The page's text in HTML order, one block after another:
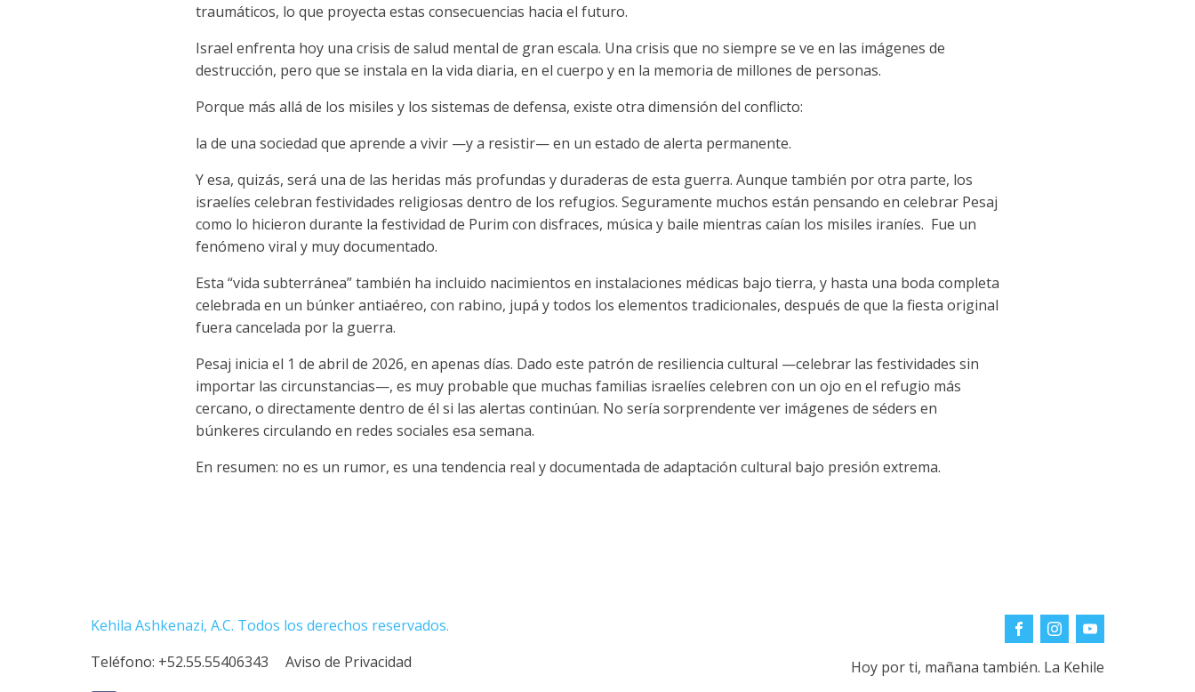
traumáticos, lo que proyecta estas consecuencias hacia el futuro.
Israel enfrenta hoy una crisis de salud mental de gran escala. Una crisis que no siempre se ve en las imágenes de
destrucción, pero que se instala en la vida diaria, en el cuerpo y en la memoria de millones de personas.
Porque más allá de los misiles y los sistemas de defensa, existe otra dimensión del conflicto:
la de una sociedad que aprende a vivir —y a resistir— en un estado de alerta permanente.
Y esa, quizás, será una de las heridas más profundas y duraderas de esta guerra. Aunque también por otra parte, los
israelíes celebran festividades religiosas dentro de los refugios. Seguramente muchos están pensando en celebrar Pesaj
como lo hicieron durante la festividad de Purim con disfraces, música y baile mientras caían los misiles iraníes. Fue un
fenómeno viral y muy documentado.
Esta “vida subterránea” también ha incluido nacimientos en instalaciones médicas bajo tierra, y hasta una boda completa
celebrada en un búnker antiaéreo, con rabino, jupá y todos los elementos tradicionales, después de que la fiesta original
fuera cancelada por la guerra.
Pesaj inicia el 1 de abril de 2026, en apenas días. Dado este patrón de resiliencia cultural —celebrar las festividades sin
importar las circunstancias—, es muy probable que muchas familias israelíes celebren con un ojo en el refugio más
cercano, o directamente dentro de él si las alertas continúan. No sería sorprendente ver imágenes de séders en
búnkeres circulando en redes sociales esa semana.
En resumen: no es un rumor, es una tendencia real y documentada de adaptación cultural bajo presión extrema.​​​​​​​​​​​​​​​​
Kehila Ashkenazi, A.C. Todos los derechos reservados.
Teléfono: +52.55.55406343 Aviso de Privacidad Hoy por ti, mañana también. La Kehile